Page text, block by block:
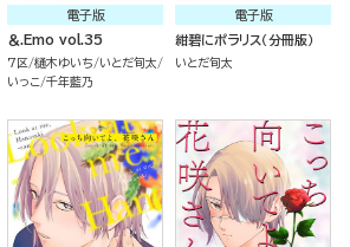
電子版
＆.Emo vol.35
7区 樋木ゆいち
いとだ旬太
いっこ 千年藍乃
電子版
紺碧にポラリス（分冊版）
いとだ旬太